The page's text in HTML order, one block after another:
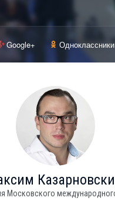
Google+ Одноклассники
Московского